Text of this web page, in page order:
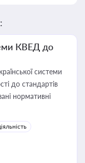
КВЕД до
системи
до стандартів
нормативні